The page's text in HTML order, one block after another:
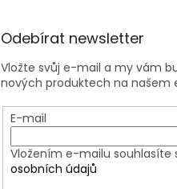
Odebírat newsletter
Vložte svůj e-mail a my vám
nových produktech na našem
E-mail
Vložením e-mailu souhlasíte
osobních údajů